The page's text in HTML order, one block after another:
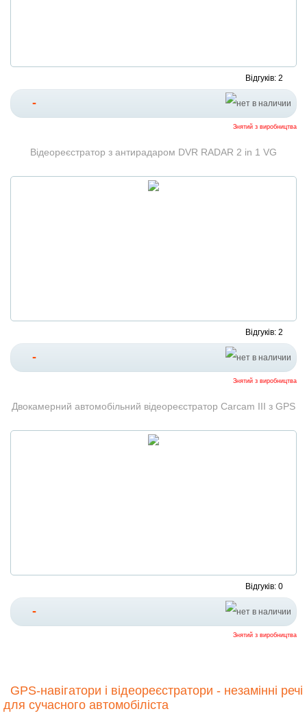
Відгуків: 2
-
Знятий з виробництва
Відеореєстратор з антирадаром DVR RADAR 2 in 1 VG
Відгуків: 2
-
Знятий з виробництва
Двокамерний автомобільний відеореєстратор Carcam III з GPS
Відгуків: 0
-
Знятий з виробництва
GPS-навігатори і відеореєстратори - незамінні речі
для сучасного автомобіліста